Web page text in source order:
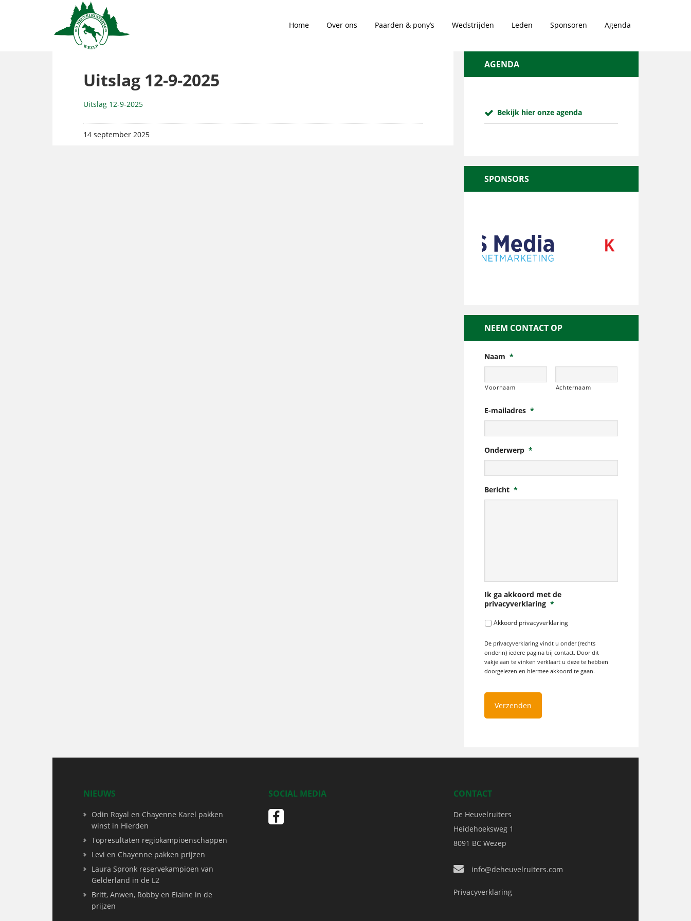
Home Over ons Paarden & pony’s Wedstrijden Leden Sponsoren Agenda
Uitslag 12-9-2025
Uitslag 12-9-2025
14 september 2025
AGENDA
Bekijk hier onze agenda
SPONSORS
NEEM CONTACT OP
Naam *
Voornaam Achternaam
E-mailadres *
Onderwerp *
Bericht *
Ik ga akkoord met de
privacyverklaring *
Akkoord privacyverklaring
De privacyverklaring vindt u onder (rechts
onderin) iedere pagina bij contact. Door dit
vakje aan te vinken verklaart u deze te hebben
doorgelezen en hiermee akkoord te gaan.
NIEUWS
Odin Royal en Chayenne Karel pakken
winst in Hierden
Topresultaten regiokampioenschappen
Levi en Chayenne pakken prijzen
Laura Spronk reservekampioen van
Gelderland in de L2
Britt, Anwen, Robby en Elaine in de
prijzen
SOCIAL MEDIA CONTACT
De Heuvelruiters
Heidehoeksweg 1
8091 BC Wezep
info@deheuvelruiters.com
Privacyverklaring